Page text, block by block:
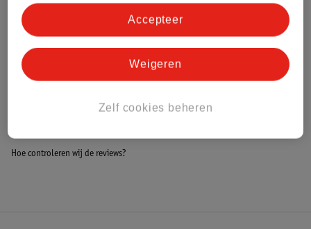
Bestel & Bezorginformatie
Hoe controleren wij de reviews?
Zelf cookies beheren
Weigeren
Accepteer